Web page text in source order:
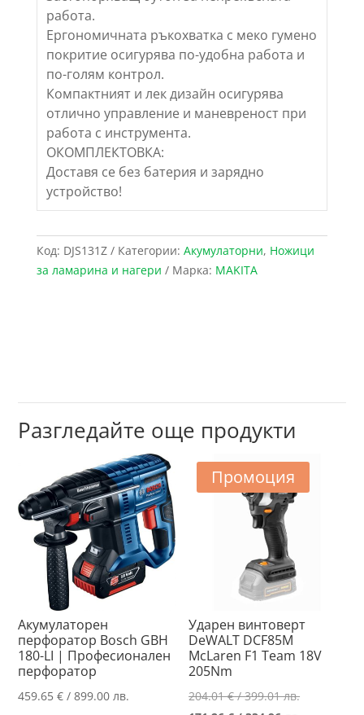
работа.
Ергономичната ръкохватка с меко гумено
покритие осигурява по-удобна работа и
по-голям контрол.
Компактният и лек дизайн осигурява
отлично управление и маневреност при
работа с инструмента.
ОКОМПЛЕКТОВКА:
Доставя се без батерия и зарядно
устройство!
Код: DJS131Z Категории: Акумулаторни, Ножици
за ламарина и нагери
Марка: MAKITA
Разгледайте още продукти
Акумулаторен
перфоратор Bosch GBH
180-LI | Професионален
перфоратор
459.65€ / 899.00 лв.
Промоция
Ударен винтоверт
DeWALT DCF85M
McLaren F1 Team 18V
205Nm
204.01€/ 399.01 лв.Original